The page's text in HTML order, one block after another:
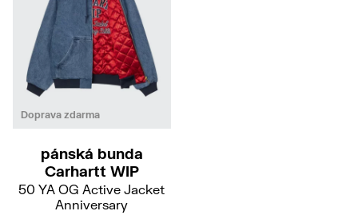
Doprava zdarma
M
pánská bunda
Carhartt WIP
50 YA OG Active Jacket
Anniversary